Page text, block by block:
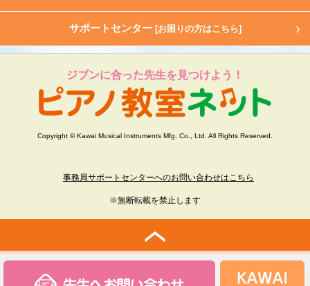
サポートセンター [お困りの方はこちら]
ジブンに合った先生を見つけよう！
Copyright © Kawai Musical Instruments Mfg. Co., Ltd. All Rights Reserved.
事務局サポートセンターへのお問い合わせはこちら
※無断転載を禁止します